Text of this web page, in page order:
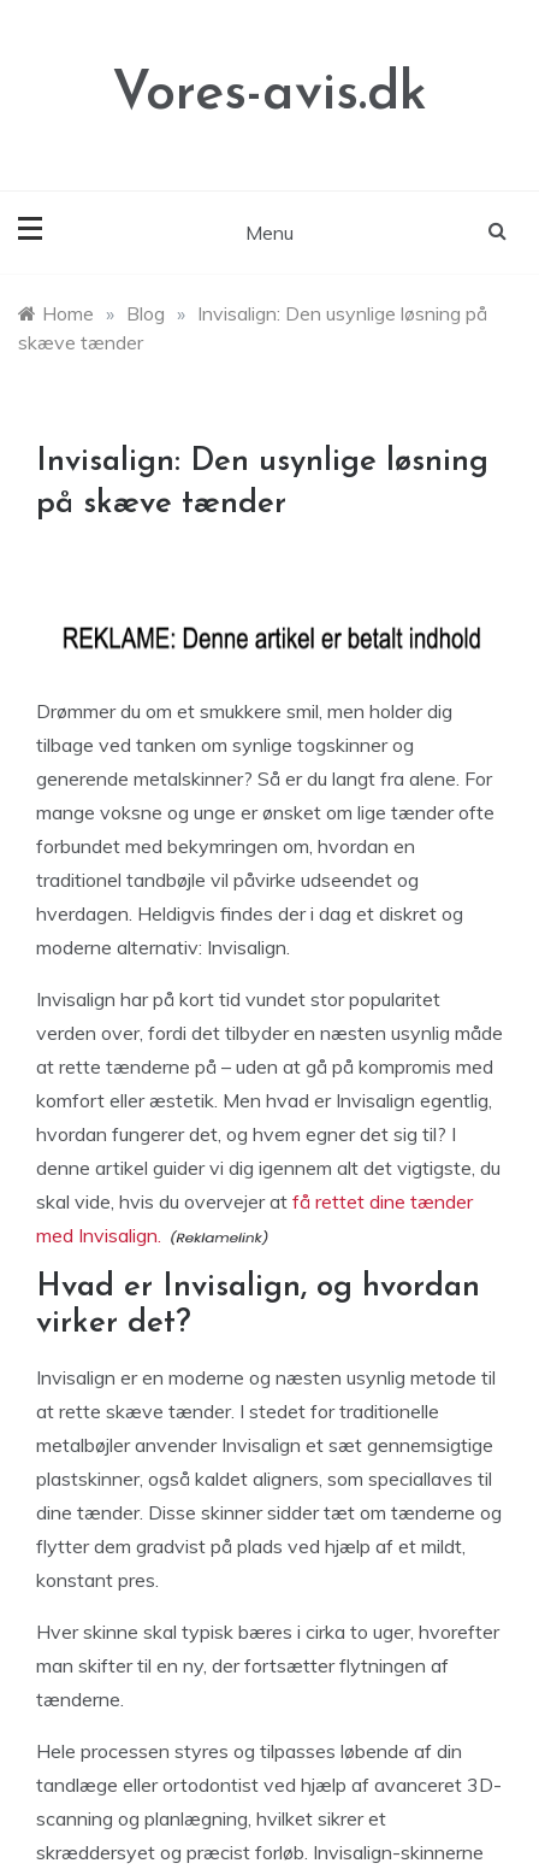
Vores-avis.dk
Menu
Home » Blog » Invisalign: Den usynlige løsning på
skæve tænder
Invisalign: Den usynlige løsning
på skæve tænder
Drømmer du om et smukkere smil, men holder dig
tilbage ved tanken om synlige togskinner og
generende metalskinner? Så er du langt fra alene. For
mange voksne og unge er ønsket om lige tænder ofte
forbundet med bekymringen om, hvordan en
traditionel tandbøjle vil påvirke udseendet og
hverdagen. Heldigvis findes der i dag et diskret og
moderne alternativ: Invisalign.
Invisalign har på kort tid vundet stor popularitet
verden over, fordi det tilbyder en næsten usynlig måde
at rette tænderne på – uden at gå på kompromis med
komfort eller æstetik. Men hvad er Invisalign egentlig,
hvordan fungerer det, og hvem egner det sig til? I
denne artikel guider vi dig igennem alt det vigtigste, du
skal vide, hvis du overvejer at få rettet dine tænder
med Invisalign.
Hvad er Invisalign, og hvordan
virker det?
Invisalign er en moderne og næsten usynlig metode til
at rette skæve tænder. I stedet for traditionelle
metalbøjler anvender Invisalign et sæt gennemsigtige
plastskinner, også kaldet aligners, som speciallaves til
dine tænder. Disse skinner sidder tæt om tænderne og
flytter dem gradvist på plads ved hjælp af et mildt,
konstant pres.
Hver skinne skal typisk bæres i cirka to uger, hvorefter
man skifter til en ny, der fortsætter flytningen af
tænderne.
Hele processen styres og tilpasses løbende af din
tandlæge eller ortodontist ved hjælp af avanceret 3D-
scanning og planlægning, hvilket sikrer et
skræddersyet og præcist forløb. Invisalign-skinnerne